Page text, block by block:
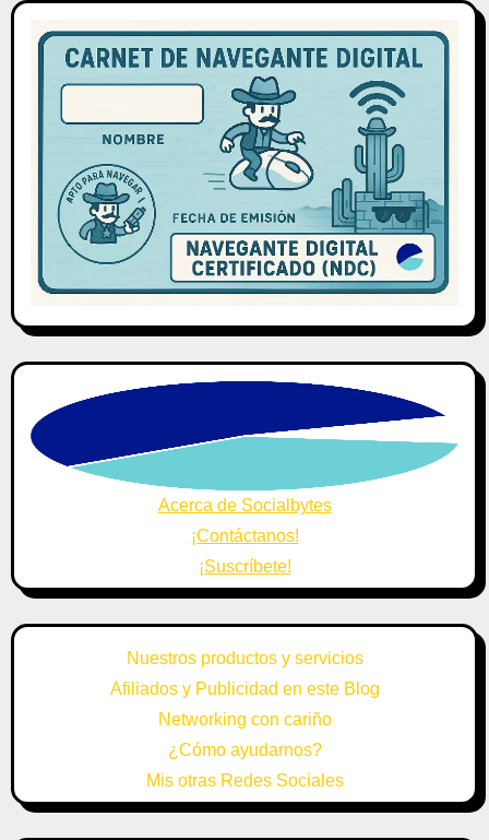
Acerca de Socialbytes
¡Contáctanos!
¡Suscríbete!
Nuestros productos y servicios
Afiliados y Publicidad en este Blog
Networking con cariño
¿Cómo ayudarnos?
Mis otras Redes Sociales